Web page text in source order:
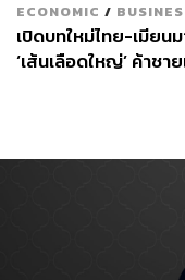
ECONOMIC /
เปิดบทใหม่ไทย-เมียน
‘เส้นเลือดใหญ่’ ค้าช